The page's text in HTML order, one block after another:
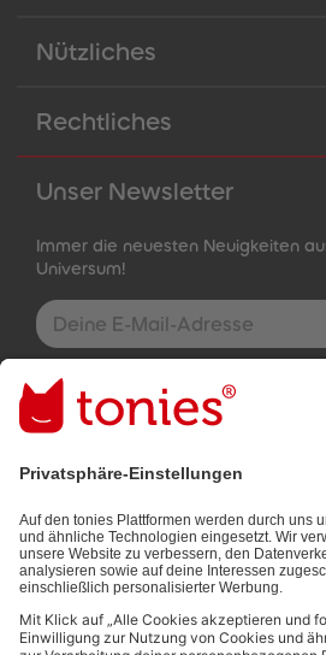
Nützliches
Rechtliches
Unser Newsletter
Immer die neuesten Neuigkeiten
Universum!
E-Mail-Addresse
Mit dem Absenden abonnierst du
auf den von dir bereitgestellten
informationen) und den von dir zu
Datenschutzbestimmungen.
Bezahlmethoden: